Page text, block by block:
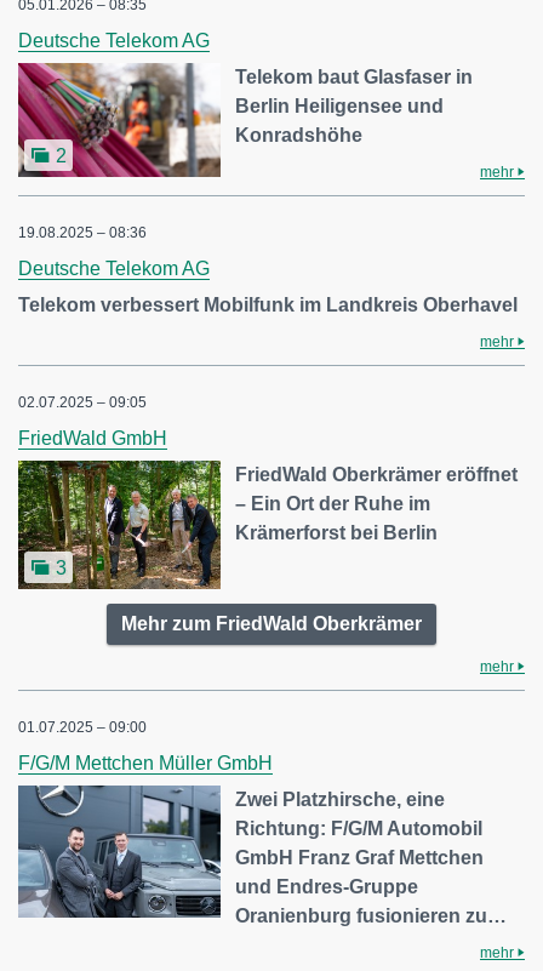
05.01.2026 – 08:35
Deutsche Telekom AG
2
Telekom baut Glasfaser in
Berlin Heiligensee und
Konradshöhe
mehr
19.08.2025 – 08:36
Deutsche Telekom AG
Telekom verbessert Mobilfunk im Landkreis Oberhavel
mehr
02.07.2025 – 09:05
FriedWald GmbH
3
FriedWald Oberkrämer eröffnet
– Ein Ort der Ruhe im
Krämerforst bei Berlin
Mehr zum FriedWald Oberkrämer
mehr
01.07.2025 – 09:00
F/G/M Mettchen Müller GmbH
Zwei Platzhirsche, eine
Richtung: F/G/M Automobil
GmbH Franz Graf Mettchen
und Endres-Gruppe
Oranienburg fusionieren zu…
mehr